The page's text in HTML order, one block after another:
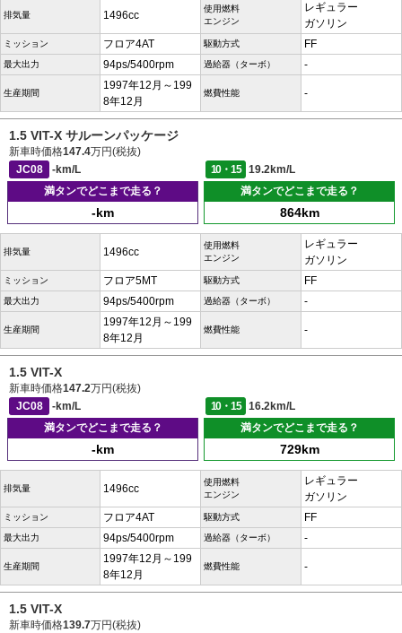
排気量 1496cc
使用燃料
エンジン
レギュラー
ガソリン
ミッション フロア4AT 駆動方式 FF
最大出力 94ps/5400rpm 過給器（ターボ） -
生産期間
1997年12月～199
8年12月
燃費性能 -
1.5 VIT-X サルーンパッケージ
新車時価格147.4万円(税抜)
JC08
-km/L 10・15
19.2km/L
満タンでどこまで走る？
-km
満タンでどこまで走る？
864km
排気量 1496cc
使用燃料
エンジン
レギュラー
ガソリン
ミッション フロア5MT 駆動方式 FF
最大出力 94ps/5400rpm 過給器（ターボ） -
生産期間
1997年12月～199
8年12月
燃費性能 -
1.5 VIT-X
新車時価格147.2万円(税抜)
JC08
-km/L 10・15
16.2km/L
満タンでどこまで走る？
-km
満タンでどこまで走る？
729km
排気量 1496cc
使用燃料
エンジン
レギュラー
ガソリン
ミッション フロア4AT 駆動方式 FF
最大出力 94ps/5400rpm 過給器（ターボ） -
生産期間
1997年12月～199
8年12月
燃費性能 -
1.5 VIT-X
新車時価格139.7万円(税抜)